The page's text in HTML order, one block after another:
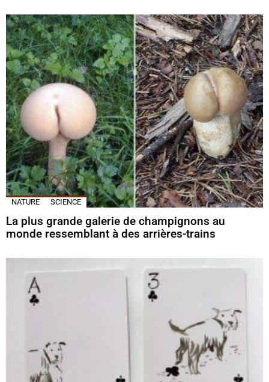
NATURE SCIENCE
La plus grande galerie de champignons au
monde ressemblant à des arrières-trains